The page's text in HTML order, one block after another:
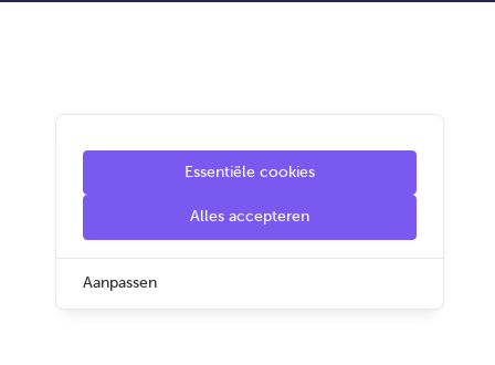
Essentiële cookies
Alles accepteren
Aanpassen